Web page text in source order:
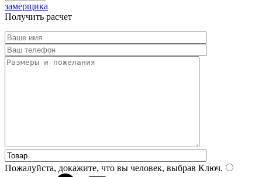
замерщика
Получить расчет
Пожалуйста, докажите, что вы человек, выбрав Ключ.